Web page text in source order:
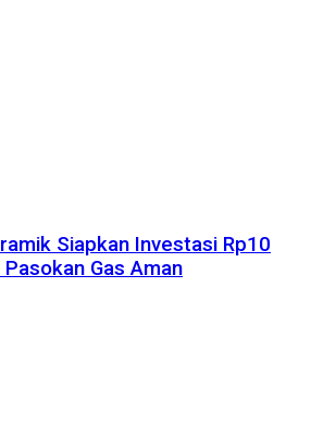
Siapkan Investasi Rp10
Gas Aman